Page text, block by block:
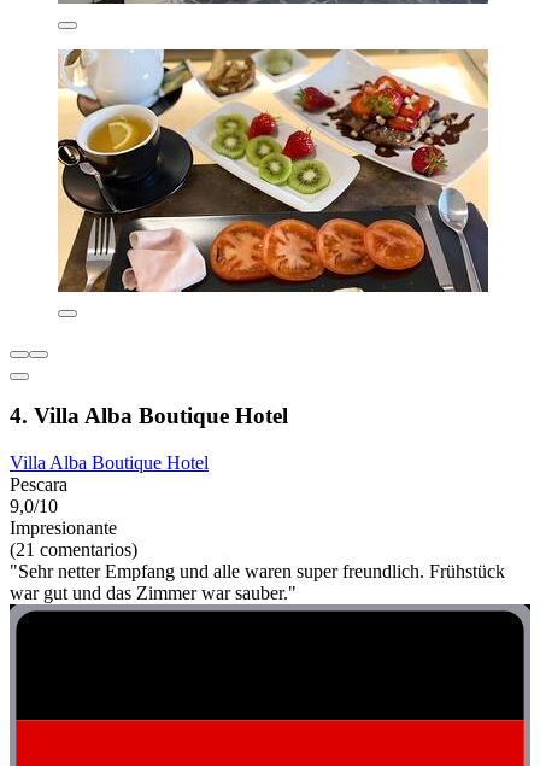
4. Villa Alba Boutique Hotel
Villa Alba Boutique Hotel
Pescara
9,0/10
Impresionante
(21 comentarios)
"Sehr netter Empfang und alle waren super freundlich. Frühstück
war gut und das Zimmer war sauber."